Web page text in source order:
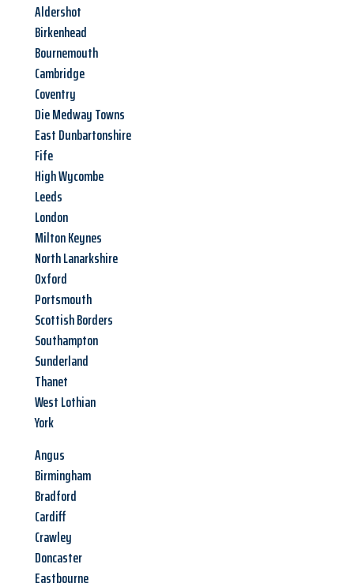
Aldershot
Birkenhead
Bournemouth
Cambridge
Coventry
Die Medway Towns
East Dunbartonshire
Fife
High Wycombe
Leeds
London
Milton Keynes
North Lanarkshire
Oxford
Portsmouth
Scottish Borders
Southampton
Sunderland
Thanet
West Lothian
York
Angus
Birmingham
Bradford
Cardiff
Crawley
Doncaster
Eastbourne